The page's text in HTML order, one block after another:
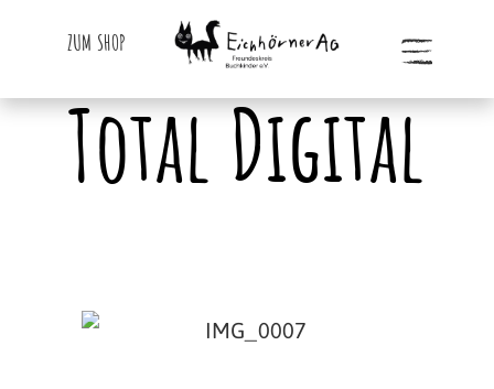
ZUM SHOP
Total Digital